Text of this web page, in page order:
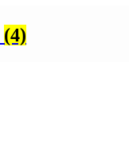
(4)